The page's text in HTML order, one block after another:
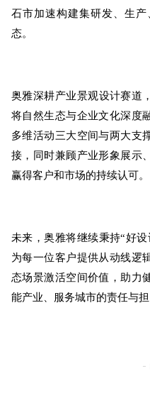
石市加速构建集研发、生
态。
奥雅深耕产业景观设计赛道
将自然生态与企业文化深度
多维活动三大空间与两大支
接，同时兼顾产业形象展示
赢得客户和市场的持续认可。
未来，奥雅将继续秉持“好
为每一位客户提供从动线逻
态场景激活空间价值，助力
能产业、服务城市的责任与担
-